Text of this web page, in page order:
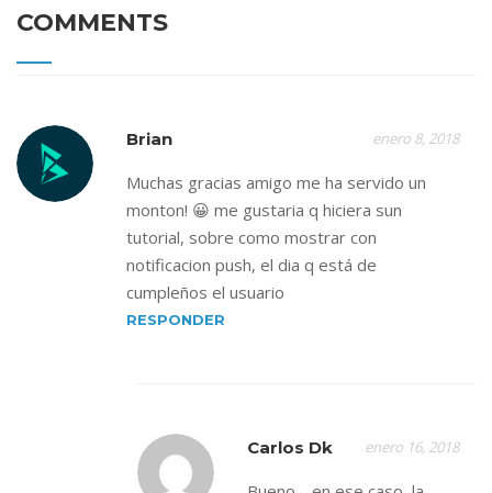
COMMENTS
Brian enero 8, 2018
Muchas gracias amigo me ha servido un
monton! 😀 me gustaria q hiciera sun
tutorial, sobre como mostrar con
notificacion push, el dia q está de
cumpleños el usuario
RESPONDER
Carlos Dk enero 16, 2018